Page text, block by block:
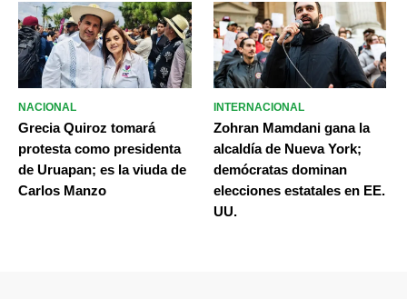
NACIONAL
Grecia Quiroz tomará
protesta como presidenta
de Uruapan; es la viuda de
Carlos Manzo
INTERNACIONAL
Zohran Mamdani gana la
alcaldía de Nueva York;
demócratas dominan
elecciones estatales en EE.
UU.